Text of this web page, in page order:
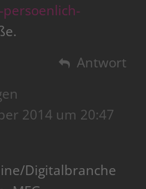
Antwort
2014 um 20:47
Digitalbranche